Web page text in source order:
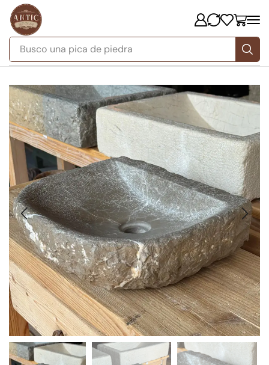
Busco una pica de piedra